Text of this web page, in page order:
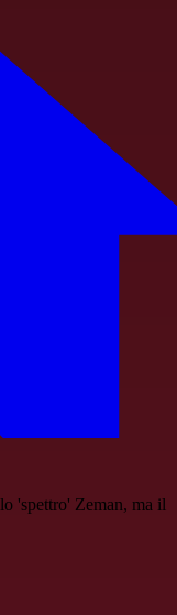
'spettro' Zeman, ma il